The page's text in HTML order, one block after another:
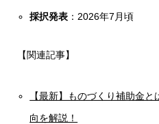
採択発表 ：2026年7月頃
【関連記事】
【最新】ものづくり補助金
向を解説！